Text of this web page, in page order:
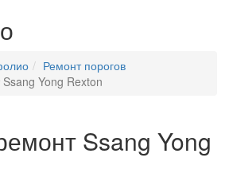
Ремонт порогов
Yong Rexton
Ssang Yong